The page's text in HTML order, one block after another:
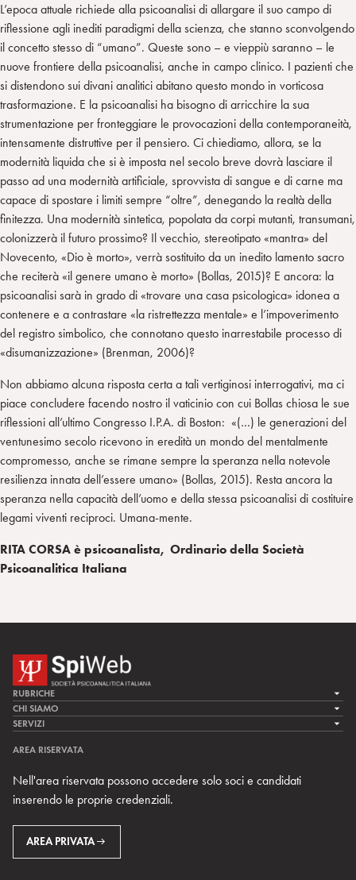
L’epoca attuale richiede alla psicoanalisi di allargare il suo campo di
riflessione agli inediti paradigmi della scienza, che stanno sconvolgendo
il concetto stesso di “umano”. Queste sono – e vieppiù saranno – le
nuove frontiere della psicoanalisi, anche in campo clinico. I pazienti che
si distendono sui divani analitici abitano questo mondo in vorticosa
trasformazione. E la psicoanalisi ha bisogno di arricchire la sua
strumentazione per fronteggiare le provocazioni della contemporaneità,
intensamente distruttive per il pensiero. Ci chiediamo, allora, se la
modernità liquida che si è imposta nel secolo breve dovrà lasciare il
passo ad una modernità artificiale, sprovvista di sangue e di carne ma
capace di spostare i limiti sempre “oltre”, denegando la realtà della
finitezza. Una modernità sintetica, popolata da corpi mutanti, transumani,
colonizzerà il futuro prossimo? Il vecchio, stereotipato «mantra» del
Novecento, «Dio è morto», verrà sostituito da un inedito lamento sacro
che reciterà «il genere umano è morto» (Bollas, 2015)? E ancora: la
psicoanalisi sarà in grado di «trovare una casa psicologica» idonea a
contenere e a contrastare «la ristrettezza mentale» e l’impoverimento
del registro simbolico, che connotano questo inarrestabile processo di
«disumanizzazione» (Brenman, 2006)?
Non abbiamo alcuna risposta certa a tali vertiginosi interrogativi, ma ci
piace concludere facendo nostro il vaticinio con cui Bollas chiosa le sue
riflessioni all’ultimo Congresso I.P.A. di Boston: «(…) le generazioni del
ventunesimo secolo ricevono in eredità un mondo del mentalmente
compromesso, anche se rimane sempre la speranza nella notevole
resilienza innata dell’essere umano» (Bollas, 2015). Resta ancora la
speranza nella capacità dell’uomo e della stessa psicoanalisi di costituire
legami viventi reciproci. Umana-mente.
RITA CORSA è psicoanalista, Ordinario della Società
Psicoanalitica Italiana
RUBRICHE
LA CURA
LA RICERCA
MULTIMEDIA
CHI SIAMO
LA SPI
TEAM DI SPIWEB
CONTATTI
RIVISTE
SERVIZI
ARCHIVIO STORICO
AREA RISERVATA
Nell'area riservata possono accedere solo soci e candidati
inserendo le proprie credenziali.
AREA PRIVATA